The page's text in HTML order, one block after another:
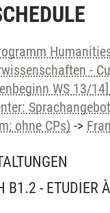
-
WS 13/
ohne CPs) ->
B1.2 - ETUDIER